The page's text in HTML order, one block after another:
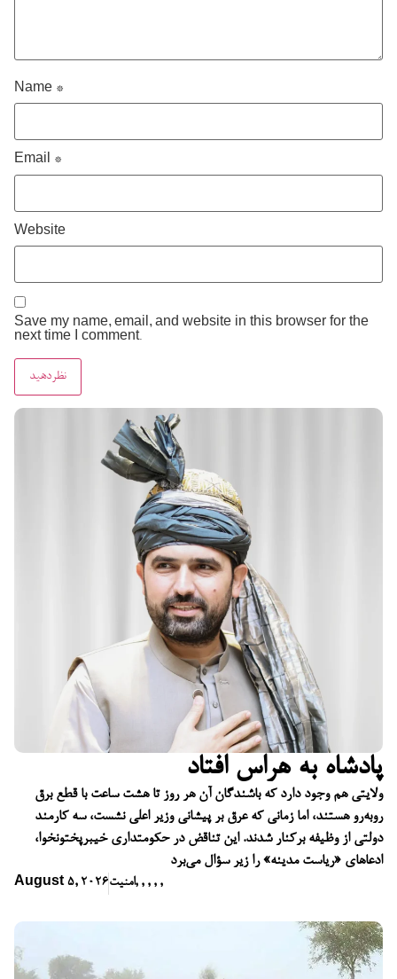
پادشاه به هراس افتاد
ولایتی هم وجود دارد که باشندگان آن هر روز تا هشت ساعت با قطع برق
روبه‌رو هستند، اما زمانی که عرق بر پیشانی وزیر اعلی نشست، سه کارمند
دولتی از وظیفه برکنار شدند. این تناقض در حکومتداری خیبرپختونخوا،
ادعاهای «ریاست مدینه» را زیر سؤال می‌برد
August 5, 2026امنیت, , , , ,
Name *
Email *
Website
Save my name, email, and website in this browser for the
next time I comment.